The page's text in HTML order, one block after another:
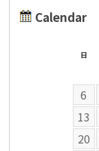
Calendar
日
6
13
20